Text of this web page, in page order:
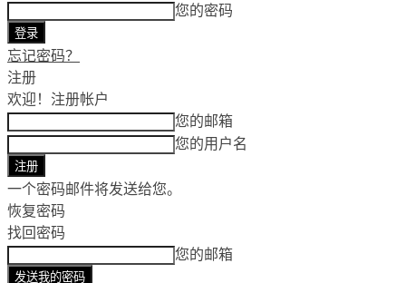
您的密码
忘记密码？
注册
欢迎！ 注册帐户
您的邮箱
您的用户名
一个密码邮件将发送给您。
恢复密码
找回密码
您的邮箱